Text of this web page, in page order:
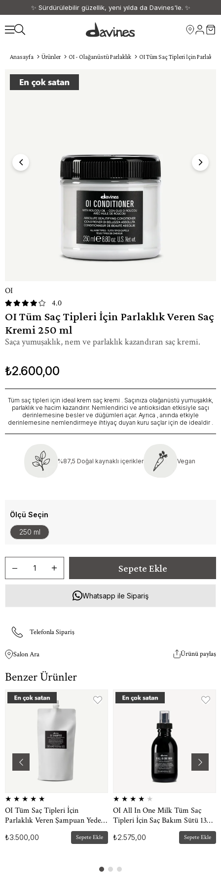
✨ Sürdürülebilir güzellik, yeni yılda da Davines'le. ✨
Anasayfa Ürünler OI - Olağanüstü Parlaklık OI Tüm Saç Tipleri İçin Parlaklık
OI
4.0
OI Tüm Saç Tipleri İçin Parlaklık Veren Saç
Kremi 250 ml
Saça yumuşaklık, nem ve parlaklık kazandıran saç kremi.
₺2.600,00
Tüm saç tipleri için ideal krem ​​saç kremi . Saçınıza olağanüstü yumuşaklık,
parlaklık ve hacim kazandırır. Nemlendirici ve antioksidan etkisiyle saçı
derinlemesine besler ve düğümleri açar. Ayrıca , anında etkiyle
derinlemesine nemlendirmeye ihtiyaç duyan kuru saçlar için de idealdir .
%87,5 Doğal kaynaklı içerikler Vegan
Ölçü Seçin
250 ml
Whatsapp ile Sipariş
Telefonla Sipariş
Salon Ara Ürünü paylaş
Benzer Ürünler
★ ★ ★ ★ ★
OI Tüm Saç Tipleri İçin
Parlaklık Veren Şampuan Yedek
₺3.500,00 Sepete Ekle
★ ★ ★ ★ ★
OI All In One Milk Tüm Saç
Tipleri İçin Saç Bakım Sütü 135
₺2.575,00 Sepete Ekle